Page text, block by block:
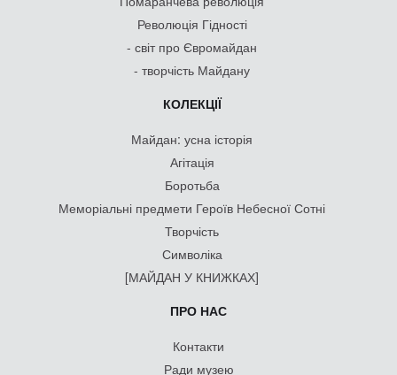
Революція Гідності
- світ про Євромайдан
- творчість Майдану
КОЛЕКЦІЇ
Майдан: усна історія
Агітація
Боротьба
Меморіальні предмети Героїв Небесної Сотні
Творчість
Символіка
[МАЙДАН У КНИЖКАХ]
ПРО НАС
Контакти
Ради музею